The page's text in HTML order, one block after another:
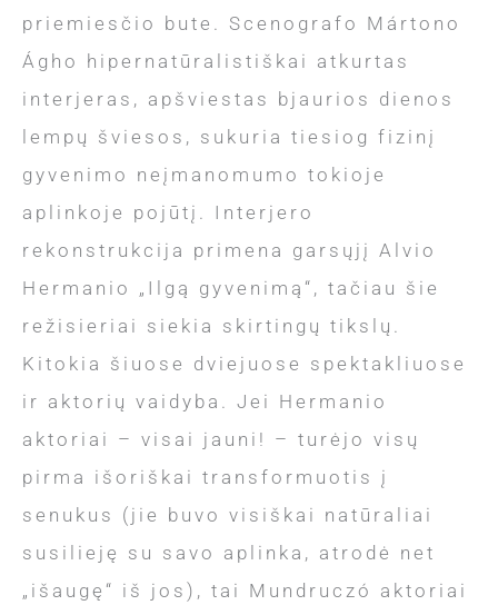
priemiesčio bute. Scenografo Mártono
Ágho hipernatūralistiškai atkurtas
interjeras, apšviestas bjaurios dienos
lempų šviesos, sukuria tiesiog fizinį
gyvenimo neįmanomumo tokioje
aplinkoje pojūtį. Interjero
rekonstrukcija primena garsųjį Alvio
Hermanio „Ilgą gyvenimą“, tačiau šie
režisieriai siekia skirtingų tikslų.
Kitokia šiuose dviejuose spektakliuose
ir aktorių vaidyba. Jei Hermanio
aktoriai – visai jauni! – turėjo visų
pirma išoriškai transformuotis į
senukus (jie buvo visiškai natūraliai
susilieję su savo aplinka, atrodė net
„išaugę“ iš jos), tai Mundruczó aktoriai